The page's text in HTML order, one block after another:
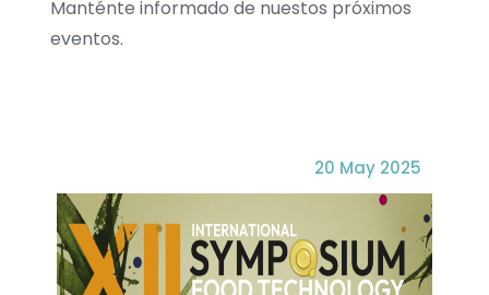
Manténte informado de nuestos próximos
eventos.
20 May 2025